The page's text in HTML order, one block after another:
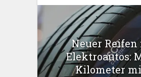
Neuer Reifen
Elektroautos:
Kilometer